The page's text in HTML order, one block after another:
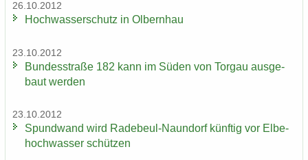
26.10.2012
Hoch­was­ser­schutz in Ol­bern­hau
23.10.2012
Bun­des­stra­ße 182 kann im Süden von Tor­gau aus­ge­
baut wer­den
23.10.2012
Spund­wand wird Radebeul-​Naundorf künf­tig vor El­be­
hoch­was­ser schüt­zen